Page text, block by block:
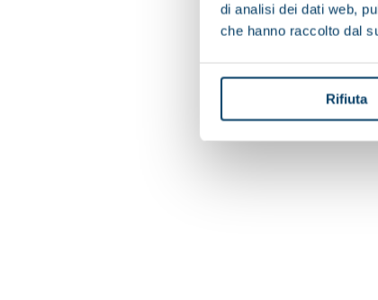
di analisi dei dati web,
che hanno raccolto dal
Rifiuta